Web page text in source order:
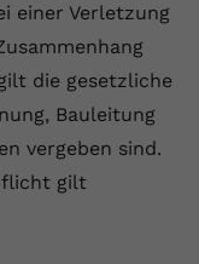
einer Verletzung
die gesetzliche
Bauleitung
vergeben sind.
gilt
auf unserer
zu sammeln,
ID zum